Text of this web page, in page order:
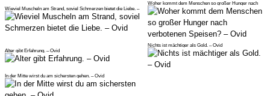
Wieviel Muscheln am Strand, soviel Schmerzen bietet die Liebe. –
Ovid
Woher kommt dem Menschen so großer Hunger nach
verbotenen Speisen? – Ovi
Alter gibt Erfahrung. – Ovid
Nichts ist mächtiger als Gold. – Ovid
In der Mitte wirst du am sichersten gehen. – Ovid